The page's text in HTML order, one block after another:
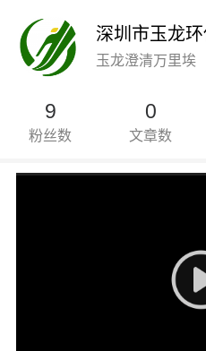
玉龙澄清万里埃
9
粉丝数
0
文章数